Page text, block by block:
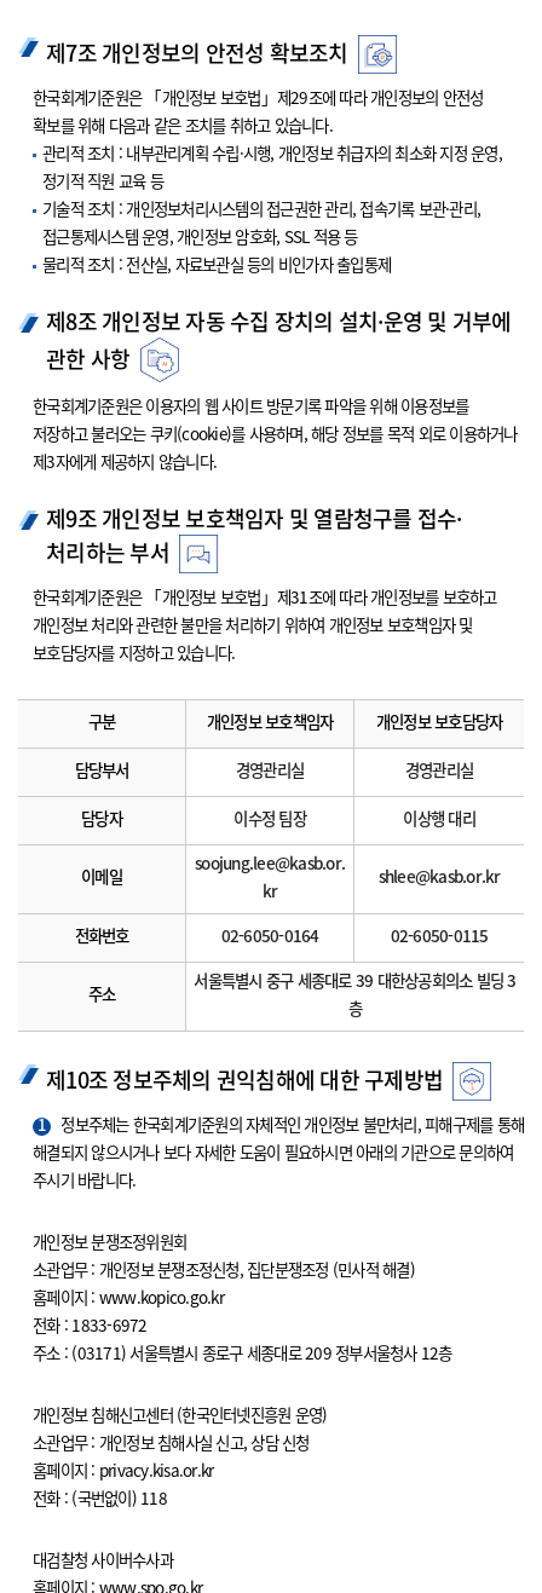
제7조 개인정보의 안전성 확보조치
한국회계기준원은 「개인정보 보호법」제29조에 따라 개인정보의 안전성
확보를 위해 다음과 같은 조치를 취하고 있습니다.
관리적 조치 : 내부관리계획 수립·시행, 개인정보 취급자의 최소화 지정 운영,
정기적 직원 교육 등
기술적 조치 : 개인정보처리시스템의 접근권한 관리, 접속기록 보관·관리,
접근통제시스템 운영, 개인정보 암호화, SSL 적용 등
물리적 조치 : 전산실, 자료보관실 등의 비인가자 출입통제
제8조 개인정보 자동 수집 장치의 설치·운영 및 거부에
관한 사항
한국회계기준원은 이용자의 웹 사이트 방문기록 파악을 위해 이용정보를
저장하고 불러오는 쿠키(cookie)를 사용하며, 해당 정보를 목적 외로 이용하거나
제3자에게 제공하지 않습니다.
제9조 개인정보 보호책임자 및 열람청구를 접수·
처리하는 부서
한국회계기준원은 「개인정보 보호법」제31조에 따라 개인정보를 보호하고
개인정보 처리와 관련한 불만을 처리하기 위하여 개인정보 보호책임자 및
보호담당자를 지정하고 있습니다.
구분 개인정보 보호책임자 개인정보 보호담당자
담당부서 경영관리실 경영관리실
담당자 이수정 팀장 이상행 대리
이메일
soojung.lee@kasb.or.
kr
shlee@kasb.or.kr
전화번호 02-6050-0164 02-6050-0115
주소
서울특별시 중구 세종대로 39 대한상공회의소 빌딩 3
층
제10조 정보주체의 권익침해에 대한 구제방법
1
정보주체는 한국회계기준원의 자체적인 개인정보 불만처리, 피해구제를 통해
해결되지 않으시거나 보다 자세한 도움이 필요하시면 아래의 기관으로 문의하여
주시기 바랍니다.
개인정보 분쟁조정위원회
소관업무 : 개인정보 분쟁조정신청, 집단분쟁조정 (민사적 해결)
홈페이지 : www.kopico.go.kr
전화 : 1833-6972
주소 : (03171) 서울특별시 종로구 세종대로 209 정부서울청사 12층
개인정보 침해신고센터 (한국인터넷진흥원 운영)
소관업무 : 개인정보 침해사실 신고, 상담 신청
홈페이지 : privacy.kisa.or.kr
전화 : (국번없이) 118
대검찰청 사이버수사과
홈페이지 : www.spo.go.kr